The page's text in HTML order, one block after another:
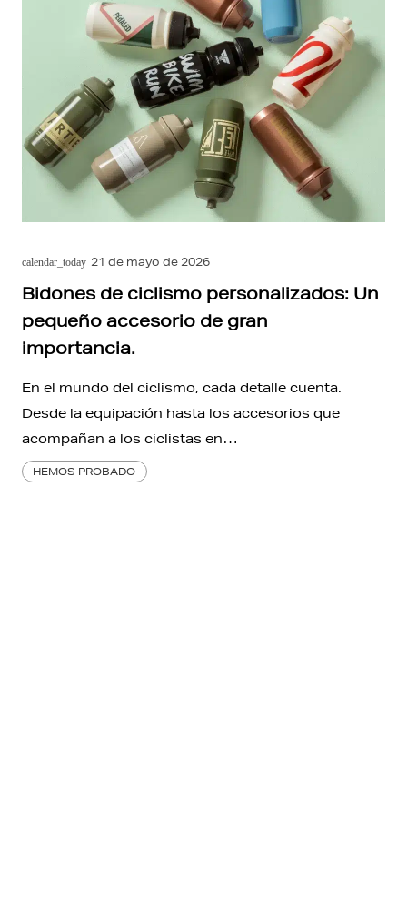
calendar_today 21 de mayo de 2026
Bidones de ciclismo personalizados: Un
pequeño accesorio de gran
importancia.
En el mundo del ciclismo, cada detalle cuenta.
Desde la equipación hasta los accesorios que
acompañan a los ciclistas en…
HEMOS PROBADO